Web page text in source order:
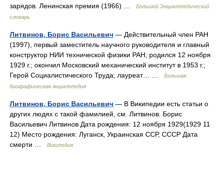
зарядов. Ленинская премия (1966) …
Большой Энциклопедический
словарь
Литвинов, Борис Васильевич — Действительный член РАН
(1997), первый заместитель научного руководителя и главный
конструктор НИИ технической физики РАН; родился 12 ноября
1929 г.; окончил Московский механический институт в 1953 г.;
Герой Социалистического Труда; лауреат… …
Большая
биографическая энциклопедия
Литвинов, Борис Васильевич — В Википедии есть статьи о
других людях с такой фамилией, см. Литвинов. Борис
Васильевич Литвинов Дата рождения: 12 ноября 1929(1929 11
12) Место рождения: Луганск, Украинская ССР, СССР Дата
смерти …
Википедия